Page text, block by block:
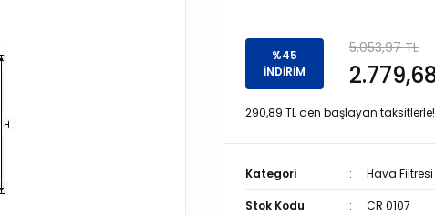
%45
İNDİRİM
5.053,97 TL
290,89 TL den başlayan taksitlerle!
Kategori Hava Filtresi
Stok Kodu CR 0107